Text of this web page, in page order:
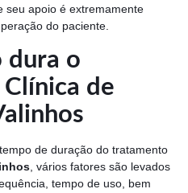
seu apoio é extremamente
do paciente.
dura o
de
de duração do tratamento
, vários fatores são levados
tempo de uso, bem